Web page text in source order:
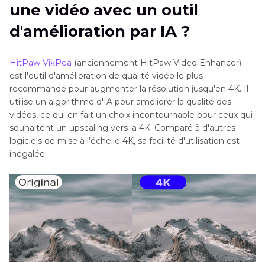
une vidéo avec un outil
d'amélioration par IA ?
HitPaw VikPea (anciennement HitPaw Video Enhancer)
est l'outil d'amélioration de qualité vidéo le plus
recommandé pour augmenter la résolution jusqu'en 4K. Il
utilise un algorithme d'IA pour améliorer la qualité des
vidéos, ce qui en fait un choix incontournable pour ceux qui
souhaitent un upscaling vers la 4K. Comparé à d'autres
logiciels de mise à l’échelle 4K, sa facilité d'utilisation est
inégalée.